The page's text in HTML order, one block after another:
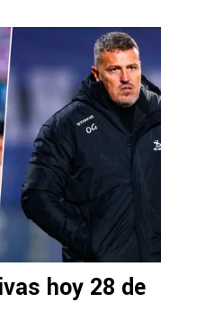
hoy 28 de